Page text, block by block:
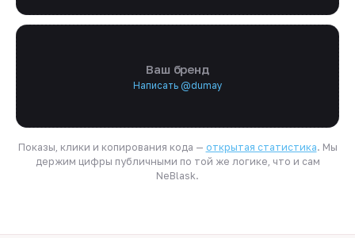
Ваш бренд
Написать @dumay
Показы, клики и копирования кода — открытая статистика. Мы
держим цифры публичными по той же логике, что и сам
NeBlask.